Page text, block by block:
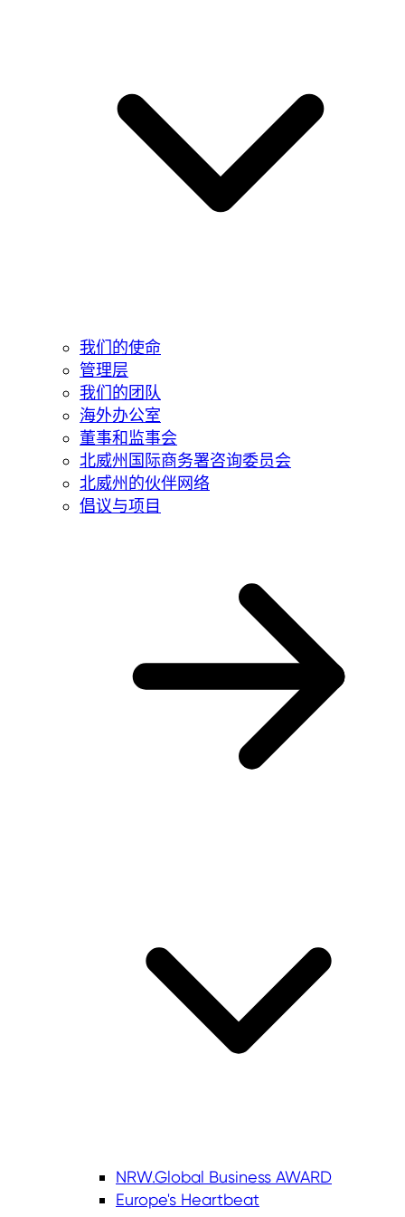
我们的使命
管理层
我们的团队
海外办公室
董事和监事会
北威州国际商务署咨询委员会
北威州的伙伴网络
倡议与项目
NRW.Global Business AWARD
Europe's Heartbeat